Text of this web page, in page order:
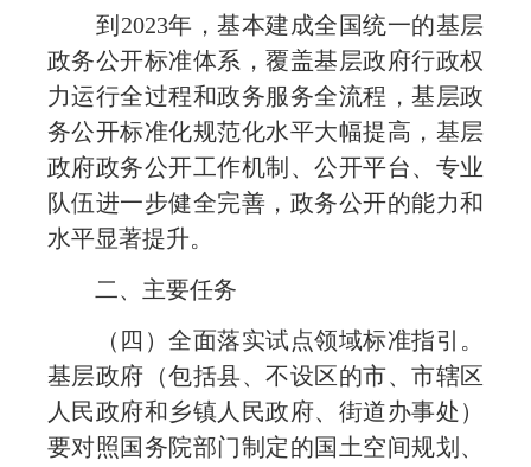
到2023年，基本建成全国统一的基层
政务公开标准体系，覆盖基层政府行政权
力运行全过程和政务服务全流程，基层政
务公开标准化规范化水平大幅提高，基层
政府政务公开工作机制、公开平台、专业
队伍进一步健全完善，政务公开的能力和
水平显著提升。
二、主要任务
（四）全面落实试点领域标准指引。
基层政府（包括县、不设区的市、市辖区
人民政府和乡镇人民政府、街道办事处）
要对照国务院部门制定的国土空间规划、